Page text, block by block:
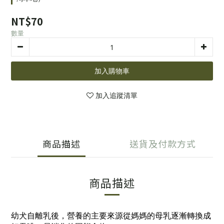
NT$70
數量
加入購物車
加入追蹤清單
商品描述 送貨及付款方式
商品描述
幼犬自離乳後，營養的主要來源從媽媽的母乳逐漸轉換成